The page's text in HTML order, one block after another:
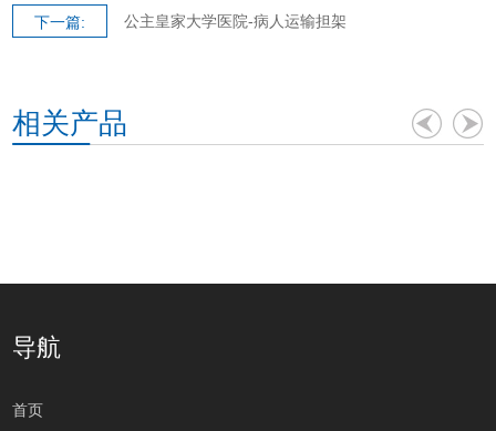
下一篇: 公主皇家大学医院-病人运输担架
相关产品
导航
首页